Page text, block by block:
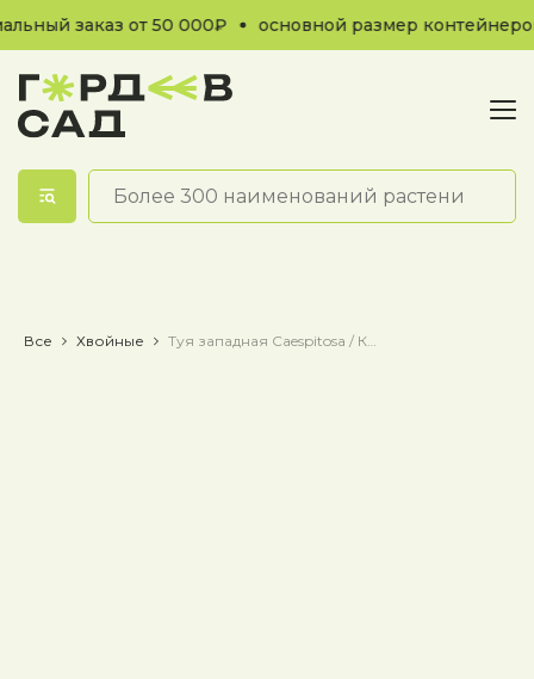
заказ от 50 000₽ основной размер
Все Хвойные Туя западная Caespitosa / Каэспитоза